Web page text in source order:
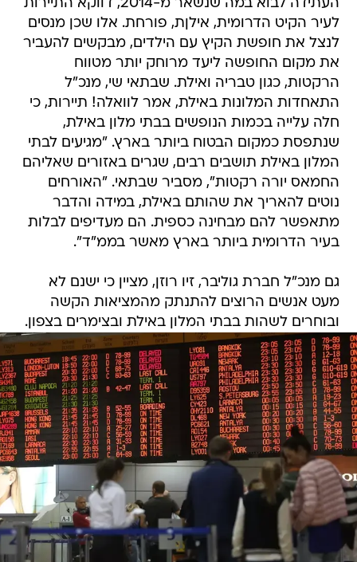
העתידה לבוא במה שנשאר מ-2014, דווקא התיירות
לעיר הקיט הדרומית, אילןת, פורחת. אלו שכן מנסים
לנצל את חופשת הקיץ עם הילדים, מבקשים להעביר
את מקום החופשה ליעד מרוחק יותר מטווח
הרקטות, כגון טבריה ואילת. שבתאי שי, מנכ"ל
התאחדות המלונות באילת, אמר לוואלה! תיירות, כי
חלה עלייה בכמות הנופשים בבתי מלון באילת,
שנתפסת כמקום הבטוח ביותר בארץ. "מגיעים לבתי
המלון באילת תושבים רבים, שגרים באזורים שאליהם
החמאס יורה רקטות", מסביר שבתאי. "האורחים
נוטים להאריך את שהותם באילת, במידה והדבר
מתאפשר להם מבחינה כספית. הם מעדיפים לבלות
בעיר הדרומית ביותר בארץ מאשר בממ"ד".
גם מנכ"ל חברת גוליבר, זיו רוזן, מציין כי ישנם לא
מעט אנשים הרוצים להתנתק מהמציאות הקשה
ובוחרים לשהות בבתי המלון באילת ובצימרים בצפון.